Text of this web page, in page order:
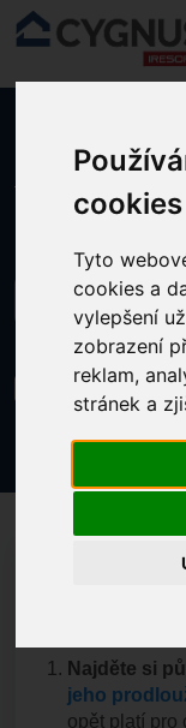
cookies
Tyto
cookies a
vylepšení
zobrazení
reklam,
stránek a
Přeskočit na hlavní
...
(klíčenka/
Změněno dne
V tomto návodu
Najděte si
jeho
opět platí pro